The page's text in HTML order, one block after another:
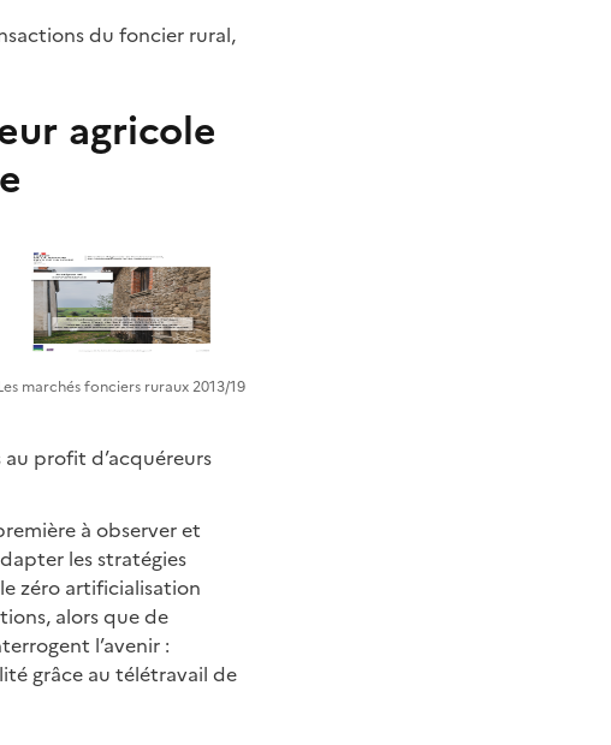
du foncier rural,
agricole
marchés fonciers ruraux 2013/19
profit d’acquéreurs
à observer et
les stratégies
zéro artificialisation
alors que de
l’avenir :
grâce au télétravail de